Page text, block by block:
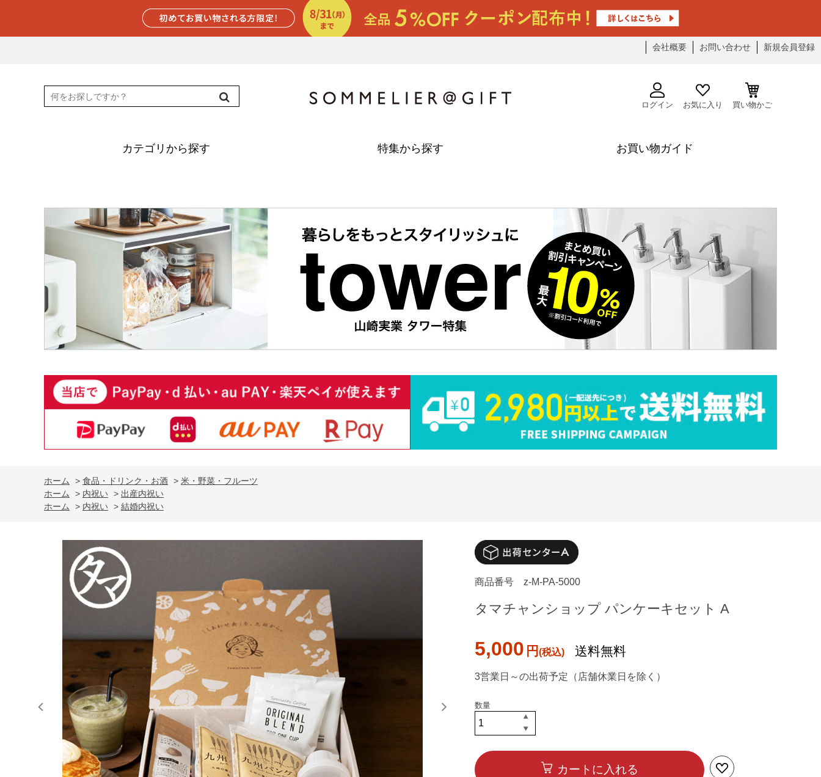
会社概要 お問い合わせ 新規会員登録
ログイン お気に入り 買い物かご
カテゴリから探す 特集から探す お買い物ガイド
ホーム > 食品・ドリンク・お酒 > 米・野菜・フルーツ
ホーム
> 内祝い > 出産内祝い
ホーム
> 内祝い > 結婚内祝い
商品番号 z-M-PA-5000
タマチャンショップ パンケーキセット A
5,000 円 送料無料
3営業日～の出荷予定（店舗休業日を除く）
カートに入れる